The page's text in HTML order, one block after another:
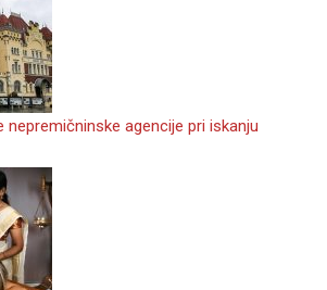
nepremičninske agencije pri iskanju